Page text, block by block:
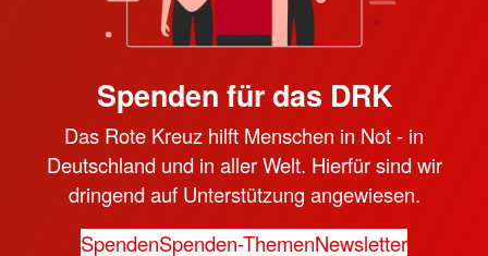
Spenden für das DRK
Das Rote Kreuz hilft Menschen in Not - in
Deutschland und in aller Welt. Hierfür sind wir
dringend auf Unterstützung angewiesen.
SpendenSpenden-ThemenNewsletter